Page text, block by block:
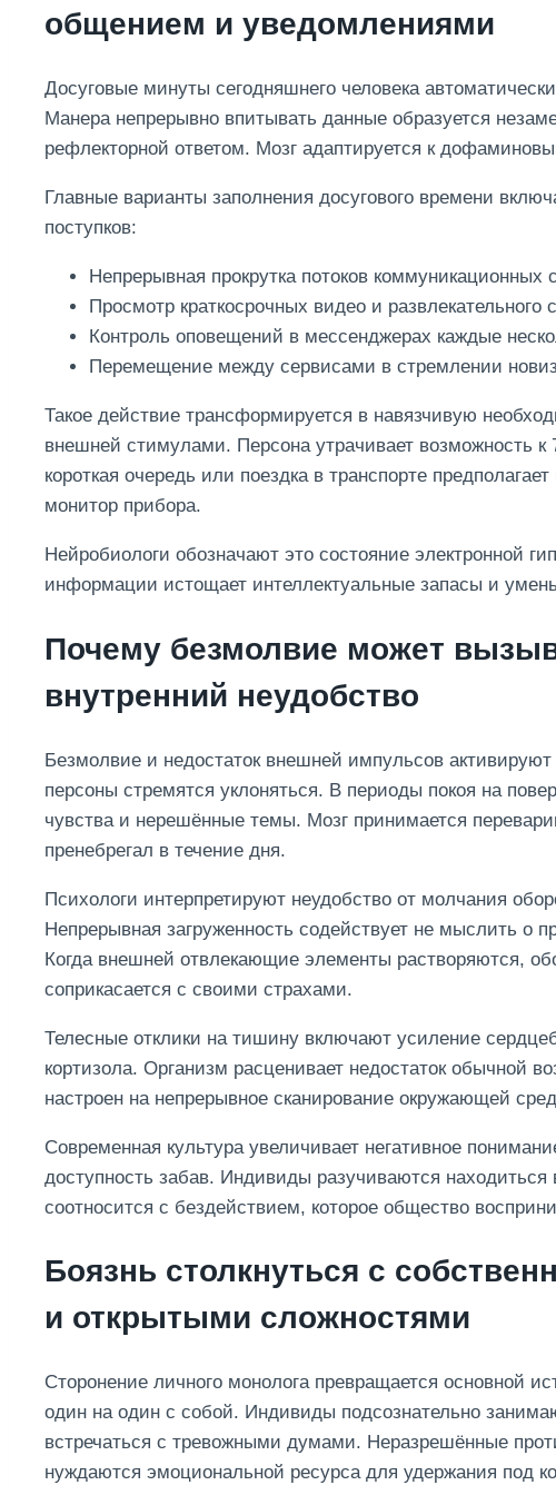
общением и уведомлениями
Досуговые минуты сегодняшнего человека
Манера непрерывно впитывать данные образуется
рефлекторной ответом. Мозг адаптируется к
Главные варианты заполнения досугового времени
поступков:
Непрерывная прокрутка потоков коммуникационных
Просмотр краткосрочных видео и развлекательного
Контроль оповещений в мессенджерах каждые
Перемещение между сервисами в стремлении
Такое действие трансформируется в навязчивую
внешней стимулами. Персона утрачивает возможность
короткая очередь или поездка в транспорте
монитор прибора.
Нейробиологи обозначают это состояние электронной
информации истощает интеллектуальные запасы и
Почему безмолвие может
внутренний неудобство
Безмолвие и недостаток внешней импульсов
персоны стремятся уклоняться. В периоды покоя на
чувства и нерешённые темы. Мозг принимается
пренебрегал в течение дня.
Психологи интерпретируют неудобство от молчания
Непрерывная загруженность содействует не мыслить о
Когда внешней отвлекающие элементы растворяются,
соприкасается с своими страхами.
Телесные отклики на тишину включают усиление
кортизола. Организм расценивает недостаток обычной
настроен на непрерывное сканирование окружающей
Современная культура увеличивает негативное
доступность забав. Индивиды разучиваются
соотносится с бездействием, которое общество
Боязнь столкнуться с
и открытыми сложностями
Сторонение личного монолога превращается основной
один на один с собой. Индивиды подсознательно
встречаться с тревожными думами. Неразрешённые
нуждаются эмоциональной ресурса для удержания под